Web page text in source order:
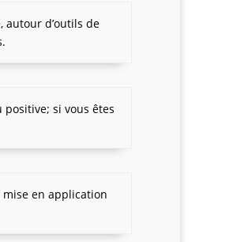
autour d’outils de
positive; si vous êtes
en application